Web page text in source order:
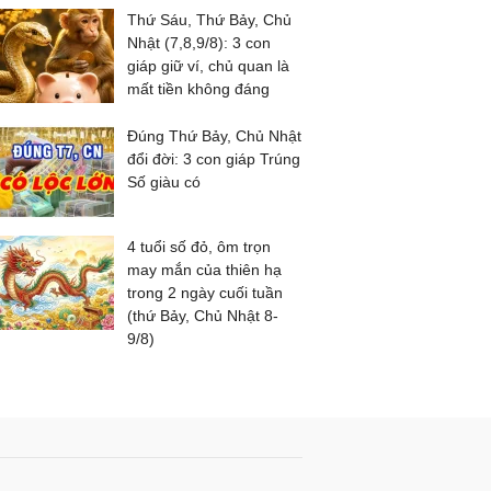
Thứ Sáu, Thứ Bảy, Chủ
Nhật (7,8,9/8): 3 con
giáp giữ ví, chủ quan là
mất tiền không đáng
Đúng Thứ Bảy, Chủ Nhật
đổi đời: 3 con giáp Trúng
Số giàu có
4 tuổi số đỏ, ôm trọn
may mắn của thiên hạ
trong 2 ngày cuối tuần
(thứ Bảy, Chủ Nhật 8-
9/8)